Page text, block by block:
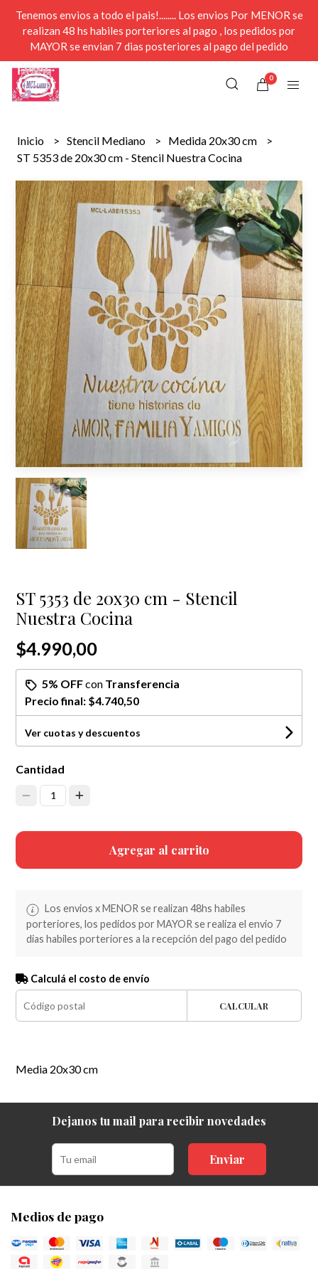
Tenemos envios a todo el pais!........ Los envios Por MENOR se
realizan 48 hs habiles porteriores al pago , los pedidos por
MAYOR se envian 7 dias posteriores al pago del pedido
0
Inicio Stencil Mediano
Medida 20x30 cm
ST 5353 de 20x30 cm - Stencil Nuestra Cocina
ST 5353 de 20x30 cm - Stencil
Nuestra Cocina
$4.990,00
5% OFFcon Transferencia
Precio final: $4.740,50
Ver cuotas y descuentos
Cantidad
1
Agregar al carrito
Los envios x MENOR se realizan 48hs habiles
porteriores, los pedidos por MAYOR se realiza el envio 7
dias habiles porteriores a la recepción del pago del pedido
Calculá el costo de envío
CALCULAR
Media 20x30 cm
Dejanos tu mail para recibir novedades
Enviar
Medios de pago